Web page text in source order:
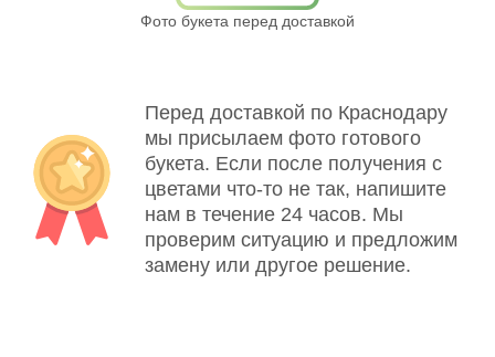
Фото букета перед доставкой
Перед доставкой по Краснодару
мы присылаем фото готового
букета. Если после получения с
цветами что-то не так, напишите
нам в течение 24 часов. Мы
проверим ситуацию и предложим
замену или другое решение.